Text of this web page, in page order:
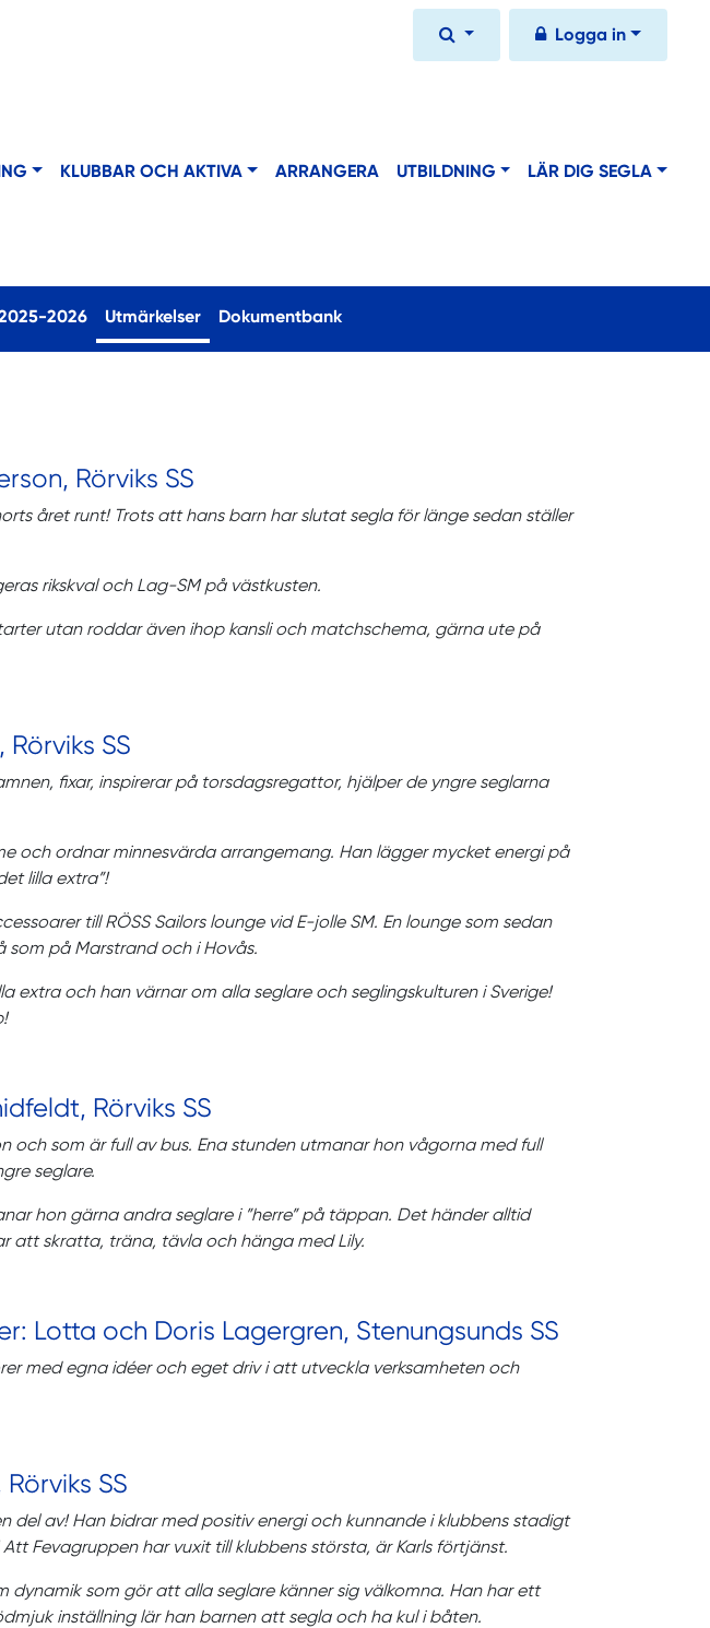
Logga in
KLUBBAR OCH AKTIVA ARRANGERA UTBILDNING LÄR DIG SEGLA
2026 Utmärkelser(current)
Dokumentbank
Rörviks SS
året runt! Trots att hans barn har slutat segla för länge sedan ställer
rikskval och Lag-SM på västkusten.
utan roddar även ihop kansli och matchschema, gärna ute på
SS
fixar, inspirerar på torsdagsregattor, hjälper de yngre seglarna
och ordnar minnesvärda arrangemang. Han lägger mycket energi på
lilla extra”!
till RÖSS Sailors lounge vid E-jolle SM. En lounge som sedan
på Marstrand och i Hovås.
extra och han värnar om alla seglare och seglingskulturen i Sverige!
Rörviks SS
och som är full av bus. Ena stunden utmanar hon vågorna med full
seglare.
hon gärna andra seglare i ”herre” på täppan. Det händer alltid
att skratta, träna, tävla och hänga med Lily.
Lotta och Doris Lagergren, Stenungsunds SS
med egna idéer och eget driv i att utveckla verksamheten och
SS
del av! Han bidrar med positiv energi och kunnande i klubbens stadigt
Fevagruppen har vuxit till klubbens största, är Karls förtjänst.
dynamik som gör att alla seglare känner sig välkomna. Han har ett
inställning lär han barnen att segla och ha kul i båten.